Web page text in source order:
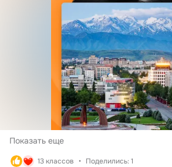
Показать еще
13 классов Поделились: 1